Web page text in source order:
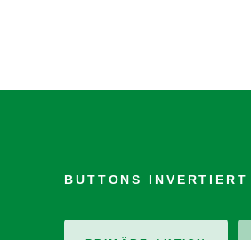
BUTTONS INVERTIERT